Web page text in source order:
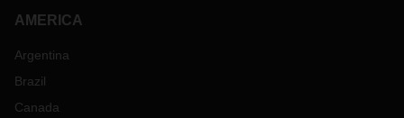
AMERICA
Argentina
Brazil
Canada